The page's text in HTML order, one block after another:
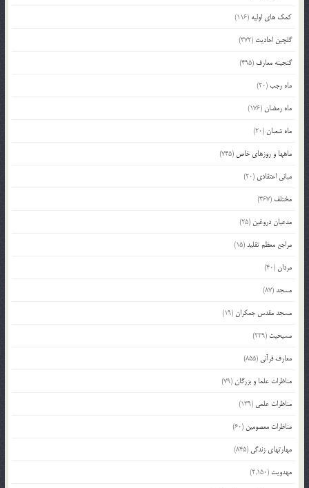
کمک های اولیه (116)
گلچین احادیث (372)
گنجینه معارف (495)
ماه رجب(20)
ماه رمضان(176)
ماه شعبان(20)
ماهها و روزهای خاص (745)
مبانی اعتقادی (20)
مختلف (367)
مدعیان دروغین (25)
مراجع معظم تقلید(15)
مردان(40)
مسجد(87)
مسجد مقدس جمکران(19)
مسیحیت (229)
معارف قرآنی (855)
مناظرات علما و بزرگان(79)
مناظرات علمی (139)
مناظرات معصومین (60)
مهارتهای زندگی (845)
مهدویت (2,150)